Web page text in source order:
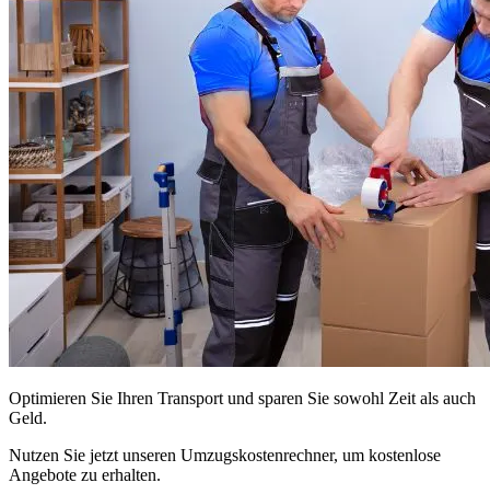
Optimieren Sie Ihren Transport und sparen Sie sowohl Zeit als auch
Geld.
Nutzen Sie jetzt unseren Umzugskostenrechner, um kostenlose
Angebote zu erhalten.